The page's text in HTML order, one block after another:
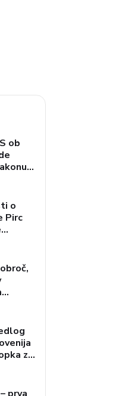
ob
o
za
o
Pirc
za
za